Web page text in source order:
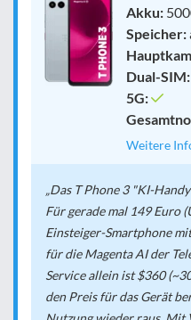
Akku:
Speicher:
Dual-SIM:
5G:
Weitere
Das T Phone 3 "KI-
Für gerade mal 149 Euro
Einsteiger-Smartphone
für die Magenta AI der
Service allein ist $360
den Preis für das Gerät